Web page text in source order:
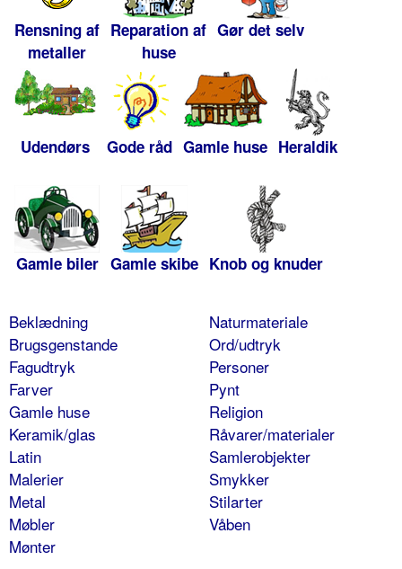
Rensning af
metaller
Reparation af
huse
Gør det selv
Udendørs Gode råd Gamle huse Heraldik
Gamle biler Gamle skibe Knob og knuder
Beklædning
Brugsgenstande
Fagudtryk
Farver
Gamle huse
Keramik/glas
Latin
Malerier
Metal
Møbler
Mønter
Naturmateriale
Ord/udtryk
Personer
Pynt
Religion
Råvarer/materialer
Samlerobjekter
Smykker
Stilarter
Våben